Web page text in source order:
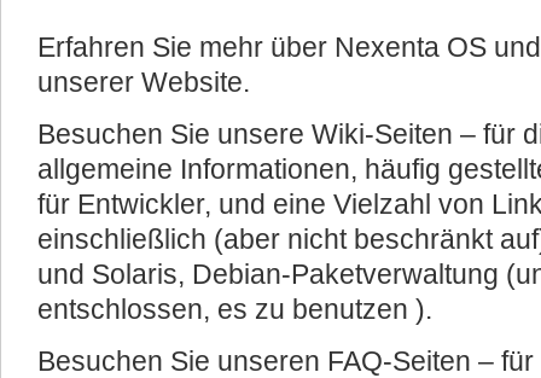
Erfahren Sie mehr über Nexenta OS
unserer Website.
Besuchen Sie unsere Wiki-Seiten – für
allgemeine Informationen, häufig
für Entwickler, und eine Vielzahl von
einschließlich (aber nicht beschränkt
und Solaris, Debian-Paketverwaltung
entschlossen, es zu benutzen ).
Besuchen Sie unseren FAQ-Seiten –